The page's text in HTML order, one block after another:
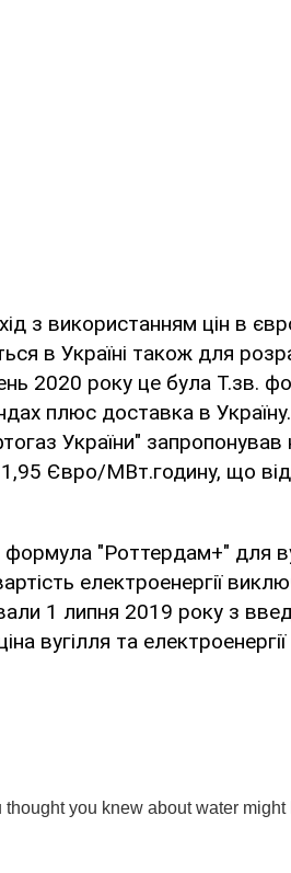
з використанням цін в
в Україні також для
2020 року це була Т.зв.
плюс доставка в
України" запропонував
Євро/МВт.годину, що
"Роттердам+" для
електроенергії
1 липня 2019 року з
вугілля та